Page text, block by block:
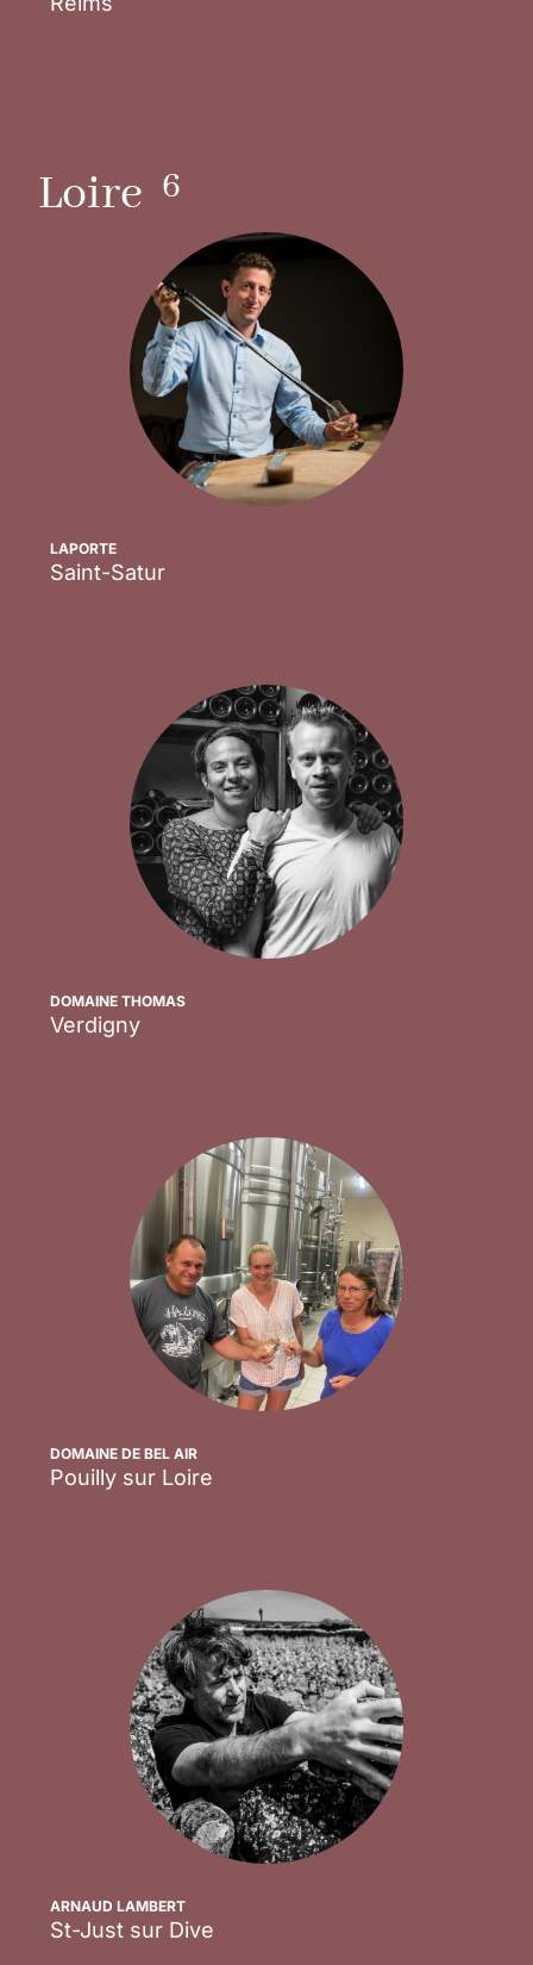
Loire 6
LAPORTE
Saint-Satur
DOMAINE THOMAS
Verdigny
DOMAINE DE BEL AIR
Pouilly sur Loire
ARNAUD LAMBERT
St-Just sur Dive